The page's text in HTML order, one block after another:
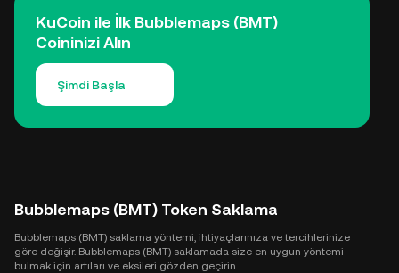
KuCoin ile İlk Bubblemaps (BMT)
Coininizi Alın
Şimdi Başla
Bubblemaps (BMT) Token Saklama
Bubblemaps (BMT) saklama yöntemi, ihtiyaçlarınıza ve tercihlerinize
göre değişir. Bubblemaps (BMT) saklamada size en uygun yöntemi
bulmak için artıları ve eksileri gözden geçirin.